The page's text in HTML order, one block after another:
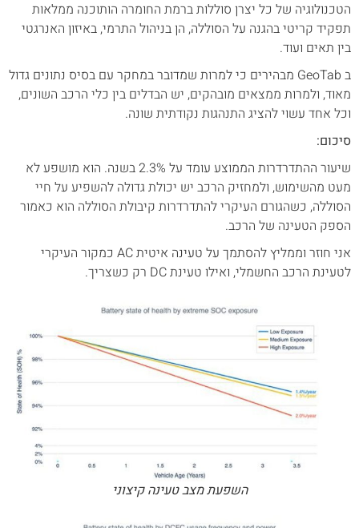
הטכנולוגיה של כל יצרן סוללות ברמת החומרה הותוכנה ממלאות
תפקיד קריטי בהגנה על הסוללה, הן בניהול התרמי, באיזון האנרגטי
בין תאים ועוד.
ב GeoTab מבהירים כי למרות שמדובר במחקר עם בסיס נתונים גדול
מאוד, ולמרות ממצאים מובהקים, יש הבדלים בין כלי הרכב השונים,
וכל אחד עשוי להציג התנהגות נקודתית שונה.
סיכום:
שיעור ההתדרדרות הממוצע עומד על 2.3% בשנה. הוא מושפע לא
מעט מהשימוש, ולמחזיק הרכב יש יכולת גדולה להשפיע על חיי
הסוללה, כשהגורם העיקרי להתדרדרות קיבולת הסוללה הוא כאמור
הספק הטעינה של הרכב.
אני חוזר וממליץ להסתמך על טעינה איטית AC כמקור העיקרי
לטעינת הרכב החשמלי, ואילו טעינת DC רק כשצריך.
השפעת מצב טעינה קיצוני